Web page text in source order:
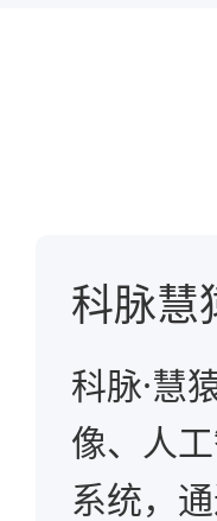
科脉慧
科脉·慧
像、人
系统，